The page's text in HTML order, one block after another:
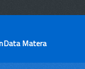
Matera